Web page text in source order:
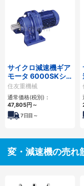
サイクロ減速機ギア
モータ 6000SKシ
リーズ
住友重機械
通常価格(税別)：
47,805円～
7日目～
変・減速機の売れ